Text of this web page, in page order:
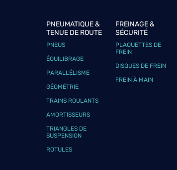
PNEUMATIQUE &
TENUE DE ROUTE
PNEUS
ÉQUILIBRAGE
PARALLÉLISME
GÉOMÉTRIE
TRAINS ROULANTS
AMORTISSEURS
TRIANGLES DE
SUSPENSION
ROTULES
FREINAGE &
SÉCURITÉ
PLAQUETTES DE
FREIN
DISQUES DE FREIN
FREIN À MAIN